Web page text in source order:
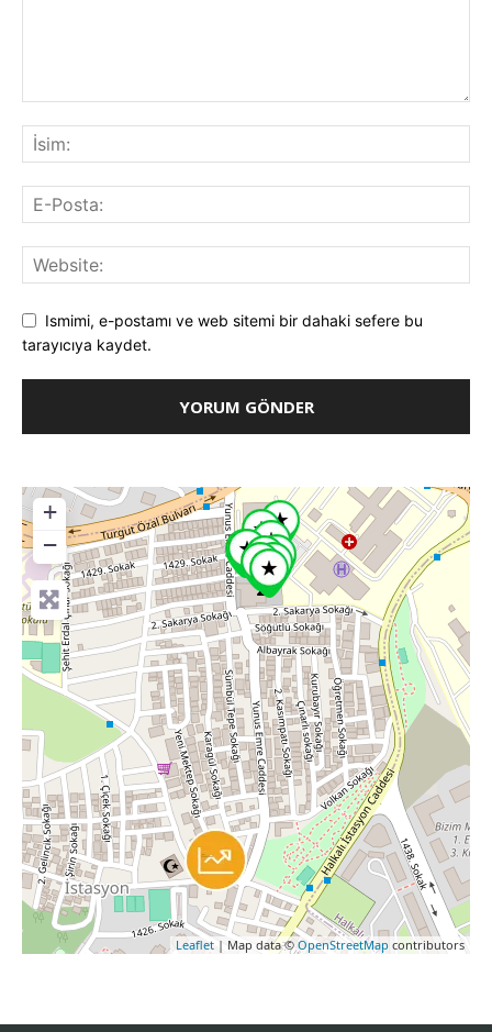
Ismimi, e-postamı ve web sitemi bir dahaki sefere bu
tarayıcıya kaydet.
+
−
Leaflet | Map data ©OpenStreetMap contributors